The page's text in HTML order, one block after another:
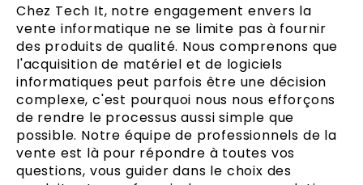
Chez Tech It, notre engagement envers la
vente informatique ne se limite pas à fournir
des produits de qualité. Nous comprenons que
l'acquisition de matériel et de logiciels
informatiques peut parfois être une décision
complexe, c'est pourquoi nous nous efforçons
de rendre le processus aussi simple que
possible. Notre équipe de professionnels de la
vente est là pour répondre à toutes vos
questions, vous guider dans le choix des